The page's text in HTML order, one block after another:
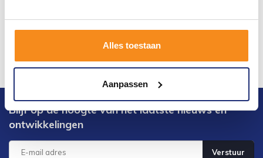
Alles toestaan
Aanpassen
Blijf op de hoogte van het laatste nieuws en
ontwikkelingen
Verstuur